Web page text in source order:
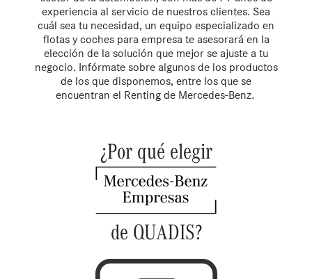
experiencia al servicio de nuestros clientes. Sea
cuál sea tu necesidad, un equipo especializado en
flotas y coches para empresa te asesorará en la
elección de la solución que mejor se ajuste a tu
negocio. Infórmate sobre algunos de los productos
de los que disponemos, entre los que se
encuentran el Renting de Mercedes-Benz.
¿Por qué elegir
de QUADIS?